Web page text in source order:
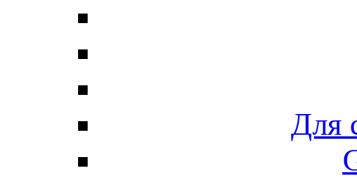
Для